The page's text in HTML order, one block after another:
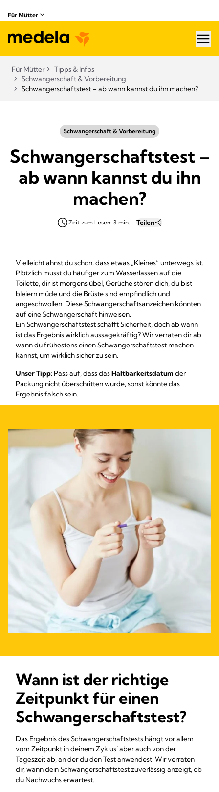
Für Mütter
Für Mütter
Tipps & Infos
Schwangerschaft & Vorbereitung
Schwangerschaftstest – ab wann kannst du ihn machen?
Schwangerschaft & Vorbereitung
Schwangerschaftstest –
ab wann kannst du ihn
machen?
Zeit zum Lesen: 3 min. Teilen
Vielleicht ahnst du schon, dass etwas „Kleines“ unterwegs ist.
Plötzlich musst du häufiger zum Wasserlassen auf die
Toilette, dir ist morgens übel, Gerüche stören dich, du bist
bleiern müde und die Brüste sind empfindlich und
angeschwollen. Diese Schwangerschaftsanzeichen könnten
auf eine Schwangerschaft hinweisen.
Ein Schwangerschaftstest schafft Sicherheit, doch ab wann
ist das Ergebnis wirklich aussagekräftig? Wir verraten dir ab
wann du frühestens einen Schwangerschaftstest machen
kannst, um wirklich sicher zu sein.
Unser Tipp: Pass auf, dass dasHaltbarkeitsdatum der
Packung nicht überschritten wurde, sonst könnte das
Ergebnis falsch sein.
Wann ist der richtige
Zeitpunkt für einen
Schwangerschaftstest?
Das Ergebnis des Schwangerschaftstests hängt vor allem
vom Zeitpunkt in deinem Zyklus´ aber auch von der
Tageszeit ab, an der du den Test anwendest. Wir verraten
dir, wann dein Schwangerschaftstest zuverlässig anzeigt, ob
du Nachwuchs erwartest.